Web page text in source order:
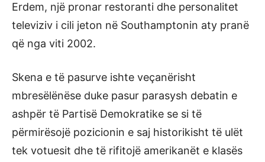
Erdem, një pronar restoranti dhe personalitet
televiziv i cili jeton në Southamptonin aty pranë
që nga viti 2002.
Skena e të pasurve ishte veçanërisht
mbresëlënëse duke pasur parasysh debatin e
ashpër të Partisë Demokratike se si të
përmirësojë pozicionin e saj historikisht të ulët
tek votuesit dhe të rifitojë amerikanët e klasës